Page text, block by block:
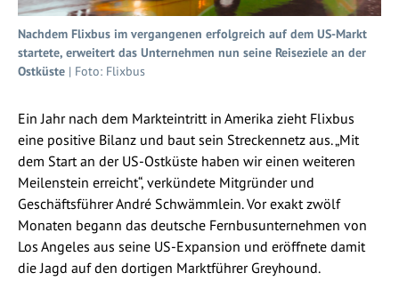
Nachdem Flixbus im vergangenen erfolgreich auf dem US-Markt
startete, erweitert das Unternehmen nun seine Reiseziele an der
Ostküste | Foto: Flixbus
Ein Jahr nach dem Markteintritt in Amerika zieht Flixbus
eine positive Bilanz und baut sein Streckennetz aus. „Mit
dem Start an der US-Ostküste haben wir einen weiteren
Meilenstein erreicht“, verkündete Mitgründer und
Geschäftsführer André Schwämmlein. Vor exakt zwölf
Monaten begann das deutsche Fernbusunternehmen von
Los Angeles aus seine US-Expansion und eröffnete damit
die Jagd auf den dortigen Marktführer Greyhound.